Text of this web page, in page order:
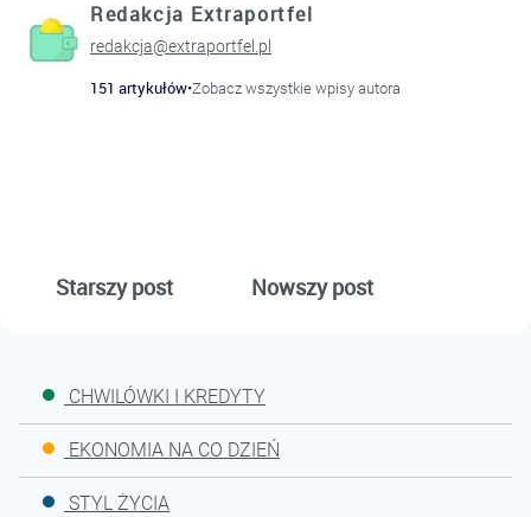
Redakcja Extraportfel
redakcja@extraportfel.pl
151 artykułów•Zobacz wszystkie wpisy autora
Starszy post Nowszy post
CHWILÓWKI I KREDYTY
EKONOMIA NA CO DZIEŃ
STYL ŻYCIA